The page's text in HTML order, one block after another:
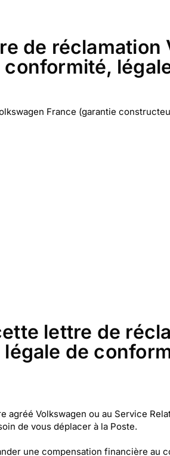
de
France (garantie
lettre de
de
agréé Volkswagen ou au Service
de vous déplacer à la Poste.
une compensation financière